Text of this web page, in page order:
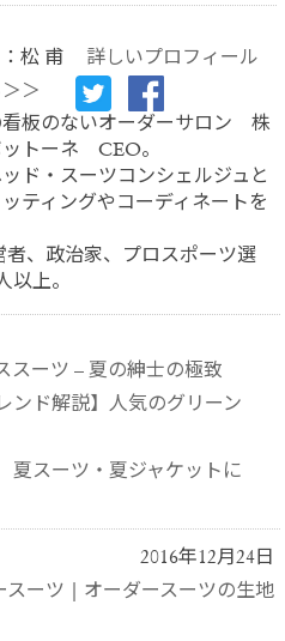
松 甫
詳しいプロフィール
＞
看板のないオーダーサロン 株
ットーネ CEO。
ッド・スーツコンシェルジュと
ッティングやコーディネートを
者、政治家、プロスポーツ選
以上。
スーツ – 夏の紳士の極致
ンド解説】人気のグリーン
スーツ・夏ジャケットに
2016年12月24日
スーツ
オーダースーツの生地